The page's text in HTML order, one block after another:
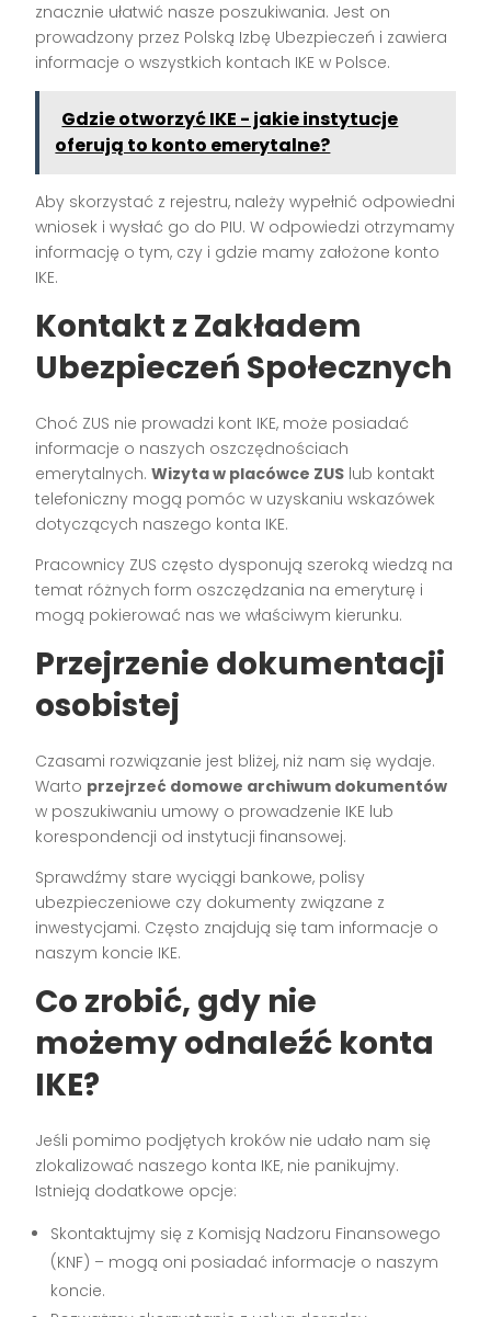
znacznie ułatwić nasze poszukiwania. Jest on
prowadzony przez Polską Izbę Ubezpieczeń i zawiera
informacje o wszystkich kontach IKE w Polsce.
Gdzie otworzyć IKE - jakie instytucje
oferują to konto emerytalne?
Aby skorzystać z rejestru, należy wypełnić odpowiedni
wniosek i wysłać go do PIU. W odpowiedzi otrzymamy
informację o tym, czy i gdzie mamy założone konto
IKE.
Kontakt z Zakładem
Ubezpieczeń Społecznych
Choć ZUS nie prowadzi kont IKE, może posiadać
informacje o naszych oszczędnościach
emerytalnych.Wizyta w placówce ZUS lub kontakt
telefoniczny mogą pomóc w uzyskaniu wskazówek
dotyczących naszego konta IKE.
Pracownicy ZUS często dysponują szeroką wiedzą na
temat różnych form oszczędzania na emeryturę i
mogą pokierować nas we właściwym kierunku.
Przejrzenie dokumentacji
osobistej
Czasami rozwiązanie jest bliżej, niż nam się wydaje.
Warto przejrzeć domowe archiwum dokumentów
w poszukiwaniu umowy o prowadzenie IKE lub
korespondencji od instytucji finansowej.
Sprawdźmy stare wyciągi bankowe, polisy
ubezpieczeniowe czy dokumenty związane z
inwestycjami. Często znajdują się tam informacje o
naszym koncie IKE.
Co zrobić, gdy nie
możemy odnaleźć konta
IKE?
Jeśli pomimo podjętych kroków nie udało nam się
zlokalizować naszego konta IKE, nie panikujmy.
Istnieją dodatkowe opcje:
Skontaktujmy się z Komisją Nadzoru Finansowego
(KNF) – mogą oni posiadać informacje o naszym
koncie.